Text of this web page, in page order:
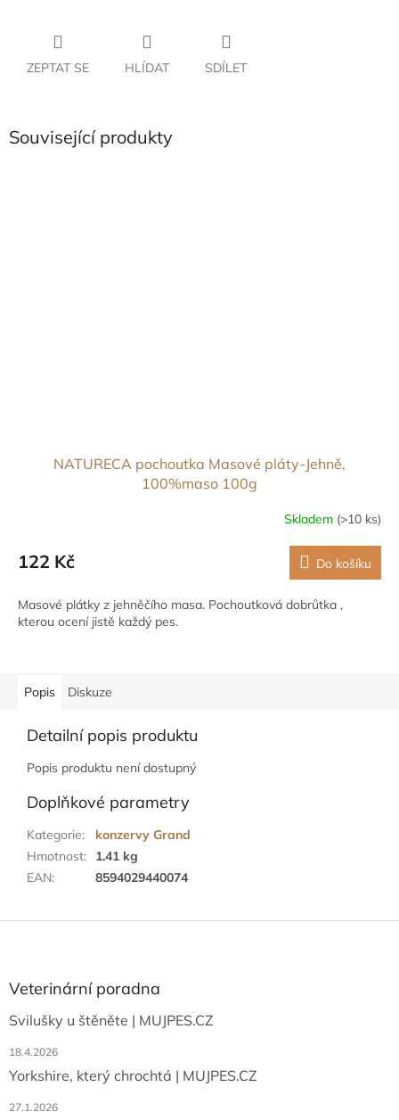
ZEPTAT SE HLÍDAT SDÍLET
Související produkty
NATURECA pochoutka Masové pláty-Jehně,
100%maso 100g
Skladem (>10 ks)
122 Kč Do košíku
Masové plátky z jehněčího masa. Pochoutková dobrůtka ,
kterou ocení jistě každý pes.
Popis Diskuze
Detailní popis produktu
Popis produktu není dostupný
Doplňkové parametry
Kategorie:
konzervy Grand
Hmotnost:
1.41 kg
EAN: 8594029440074
Z
aVeterinární poradna
Svilušky u štěněte | MUJPES.CZ
18.4.2026
Yorkshire, který chrochtá | MUJPES.CZ
27.1.2026